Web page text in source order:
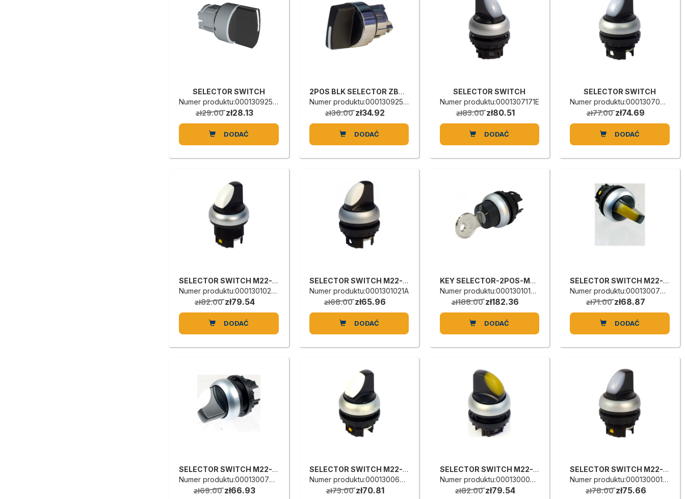
SELECTOR SWITCH
Numer produktu:0001309254D
zł29.00 zł28.13
DODAĆ
2POS BLK SELECTOR ZB4-BD2
Numer produktu:0001309253B
zł36.00 zł34.92
DODAĆ
SELECTOR SWITCH
Numer produktu:0001307171E
zł83.00 zł80.51
DODAĆ
SELECTOR SWITCH
Numer produktu:0001307026H
zł77.00 zł74.69
DODAĆ
SELECTOR SWITCH M22-WRK3-1
Numer produktu:0001301022C
zł82.00 zł79.54
DODAĆ
SELECTOR SWITCH M22-WRK3
Numer produktu:0001301021A
zł68.00 zł65.96
DODAĆ
KEY SELECTOR-2POS-M22-WRS
Numer produktu:0001301016A
zł188.00 zł182.36
DODAĆ
SELECTOR SWITCH M22-WRLK3-Y-1
Numer produktu:0001300790A
zł71.00 zł68.87
DODAĆ
SELECTOR SWITCH M22-WKV
Numer produktu:0001300706D
zł69.00 zł66.93
SELECTOR SWITCH M22-WK3
Numer produktu:0001300697D
zł73.00 zł70.81
SELECTOR SWITCH M22-WLKV-Y
Numer produktu:0001300025H
zł82.00 zł79.54
SELECTOR SWITCH M22-WLK3-W
Numer produktu:0001300016L
zł78.00 zł75.66